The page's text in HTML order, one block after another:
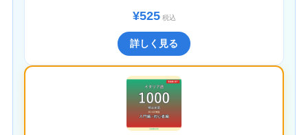
¥525税込
詳しく見る